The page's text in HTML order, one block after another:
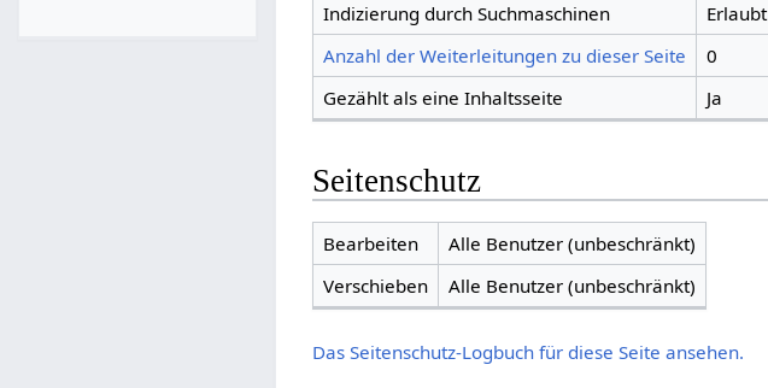
Indizierung durch Suchmaschinen
Erlaubt
Anzahl der Weiterleitungen zu dieser Seite
0
Gezählt als eine Inhaltsseite
Ja
Seitenschutz
Bearbeiten
Alle Benutzer (unbeschränkt)
Verschieben
Alle Benutzer (unbeschränkt)
Das Seitenschutz-Logbuch für diese Seite ansehen.